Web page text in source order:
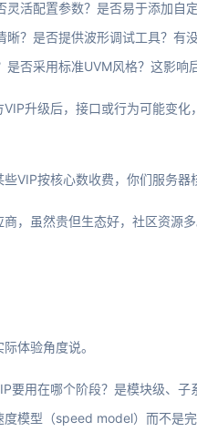
活配置参数？是否易于添加自
？是否提供波形调试工具？有
否采用标准UVM风格？这影响
升级后，接口或行为可能变
VIP按核心数收费，你们服务器
，虽然贵但生态好，社区资源多
体验角度说。
要用在哪个阶段？是模块级、
模型（speed model）而不是完